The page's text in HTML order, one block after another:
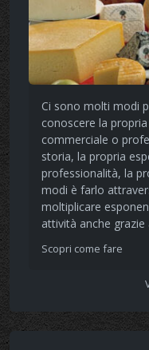
Ci sono molti modi
conoscere la
commerciale o
storia, la propria
professionalità, la
modi è farlo
moltiplicare
attività anche
Scopri come fare